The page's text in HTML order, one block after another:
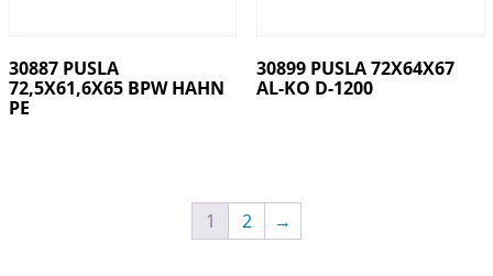
30887 PUSLA
72,5X61,6X65 BPW HAHN
PE
30899 PUSLA 72X64X67
AL-KO D-1200
1 2 →